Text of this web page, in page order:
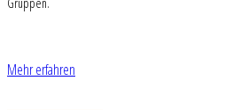
Mehr erfahren